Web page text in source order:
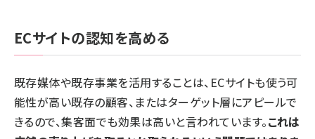
ECサイトの認知を高める
既存媒体や既存事業を活用することは、ECサイトも使う可
能性が高い既存の顧客、またはターゲット層にアピールで
きるので、集客面でも効果は高いと言われています。これは